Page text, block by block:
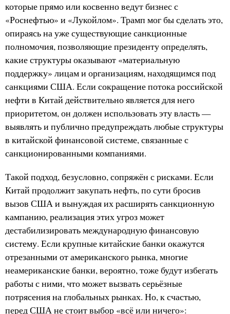
которые прямо или косвенно ведут бизнес с
«Роснефтью» и «Лукойлом». Трамп мог бы сделать это,
опираясь на уже существующие санкционные
полномочия, позволяющие президенту определять,
какие структуры оказывают «материальную
поддержку» лицам и организациям, находящимся под
санкциями США. Если сокращение потока российской
нефти в Китай действительно является для него
приоритетом, он должен использовать эту власть —
выявлять и публично предупреждать любые структуры
в китайской финансовой системе, связанные с
санкционированными компаниями.
Такой подход, безусловно, сопряжён с рисками. Если
Китай продолжит закупать нефть, по сути бросив
вызов США и вынуждая их расширять санкционную
кампанию, реализация этих угроз может
дестабилизировать международную финансовую
систему. Если крупные китайские банки окажутся
отрезанными от американского рынка, многие
неамериканские банки, вероятно, тоже будут избегать
работы с ними, что может вызвать серьёзные
потрясения на глобальных рынках. Но, к счастью,
перед США не стоит выбор «всё или ничего»: